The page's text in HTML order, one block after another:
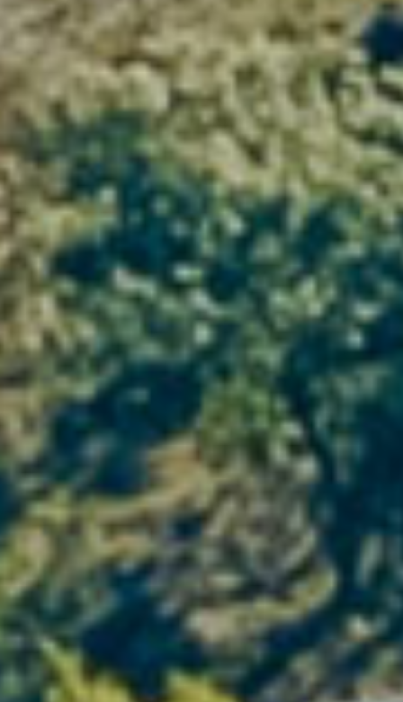
En plus de nos 14 domaines, notre gamme est
complétée par des partenariats forts, liés avec
des vignerons du Languedoc, du Sud-Ouest, de la
Vallée du Rhône et de la Provence. Ainsi nous
proposons tous les terroirs du Sud de la France.
Parcourez les terroirs, les vins et les appellations
du Languedoc et du Sud de la France à travers
nos domaines et leurs cuvées de caractère,
originales et atypiques, élaborées avec une
soixantaine de vignobles en partenariat de viti-
gestion.
Mas du Pont
TEYRAN
Découvrir